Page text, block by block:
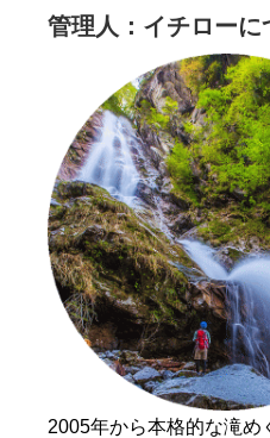
管理人：イチローに
2005年から本格的な滝め